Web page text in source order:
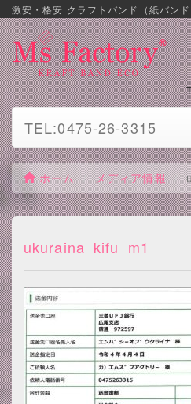
激安・格安 クラフトバンド（紙バン
TEL:0475-26-3315
ホーム メディア情報
ukuraina_kifu_m1